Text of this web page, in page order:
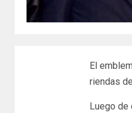
El
riendas
Luego de